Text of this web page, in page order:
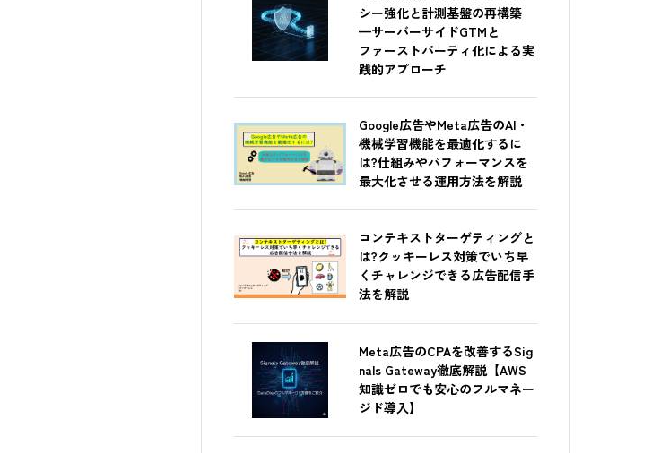
シー強化と計測基盤の再構築
—サーバーサイドGTMと
ファーストパーティ化による実
践的アプローチ
Google広告やMeta広告のAI・
機械学習機能を最適化するに
は?仕組みやパフォーマンスを
最大化させる運用方法を解説
コンテキストターゲティングと
は?クッキーレス対策でいち早
くチャレンジできる広告配信手
法を解説
Meta広告のCPAを改善するSig
nals Gateway徹底解説【AWS
知識ゼロでも安心のフルマネー
ジド導入】